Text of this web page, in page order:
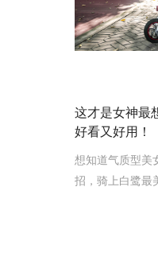
这才是女神最
好看又好用！
想知道气质型美
招，骑上白鹭最